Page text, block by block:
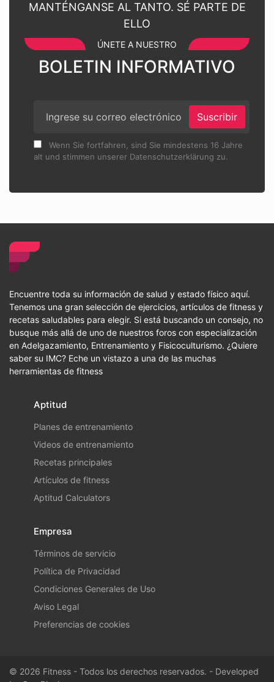
MANTÉNGANSE AL TANTO. SÉ PARTE DE
ELLO
ÚNETE A NUESTRO
BOLETIN INFORMATIVO
Suscribir
Wenn Sie fortfahren, sind Sie mindestens 16 Jahre
alt und stimmen unserer Datenschutzerklärung zu.
Encuentre toda su información de salud y estado físico aquí.
Tenemos una gran selección de ejercicios, artículos de fitness y
recetas saludables para elegir. Si está buscando un consejo, no
busque más allá de uno de nuestros foros con especialización
en Adelgazamiento, Entrenamiento y Fisicoculturismo. ¿Quiere
saber su IMC? Eche un vistazo a una de las muchas
herramientas de fitness
Aptitud
Planes de entrenamiento
Videos de entrenamiento
Recetas principales
Artículos de fitness
Aptitud Calculators
Empresa
Términos de servicio
Política de Privacidad
Condiciones Generales de Uso
Aviso Legal
Preferencias de cookies
© 2026 Fitness - Todos los derechos reservados. - Developed